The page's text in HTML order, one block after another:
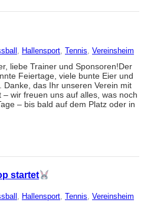
, Hallensport, Tennis, Vereinsheim
liebe Trainer und Sponsoren!Der
Feiertage, viele bunte Eier und
das Ihr unseren Verein mit
wir freuen uns auf alles, was noch
– bis bald auf dem Platz oder in
startet
Hallensport Tennis Vereinsheim